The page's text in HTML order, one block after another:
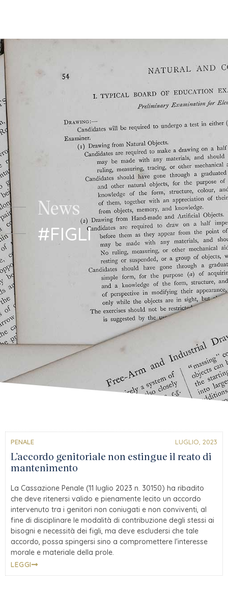
Studio Legale Tomayer
News
#FIGLI
PENALE LUGLIO, 2023
L’accordo genitoriale non estingue il reato di
mantenimento
La Cassazione Penale (11 luglio 2023 n. 30150) ha ribadito
che deve ritenersi valido e pienamente lecito un accordo
intervenuto tra i genitori non coniugati e non conviventi, al
fine di disciplinare le modalità di contribuzione degli stessi ai
bisogni e necessità dei figli, ma deve escludersi che tale
accordo, possa spingersi sino a compromettere l'interesse
morale e materiale della prole.
LEGGI